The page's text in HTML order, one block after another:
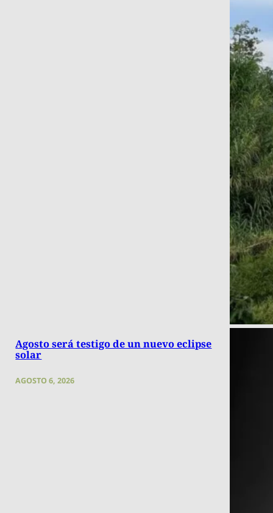
Agosto será testigo de un nuevo eclipse
solar
AGOSTO 6, 2026